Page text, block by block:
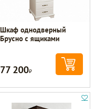
Шкаф однодверный
Брусно с ящиками
77 200Р